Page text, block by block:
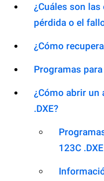
¿Cuáles son
pérdida o el
¿Cómo
Programas
¿Cómo abrir un
.DXE?
123C .DXE